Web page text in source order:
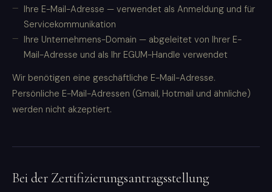
Ihre E-Mail-Adresse — verwendet als Anmeldung und für
Servicekommunikation
Ihre Unternehmens-Domain — abgeleitet von Ihrer E-
Mail-Adresse und als Ihr EGUM-Handle verwendet
Wir benötigen eine geschäftliche E-Mail-Adresse.
Persönliche E-Mail-Adressen (Gmail, Hotmail und ähnliche)
werden nicht akzeptiert.
Bei der Zertifizierungsantragsstellung